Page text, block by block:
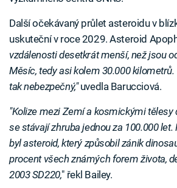
Další očekávaný průlet asteroidu v
uskuteční v roce 2029. Asteroid
vzdálenosti desetkrát menší, než jsou
Měsíc, tedy asi kolem 30.000 kilometrů.
tak nebezpečný,"uvedla Barucciová.
"Kolize mezi Zemí a kosmickými
se stávají zhruba jednou za 100.000 let.
byl asteroid, který způsobil zánik
procent všech známých forem života,
2003 SD220," řekl Bailey.